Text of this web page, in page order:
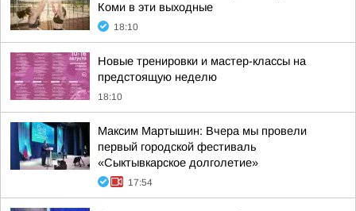
Коми в эти выходные
18:10
Новые тренировки и мастер-классы на
предстоящую неделю
18:10
Максим Мартышин: Вчера мы провели
первый городской фестиваль
«Сыктывкарское долголетие»
17:54